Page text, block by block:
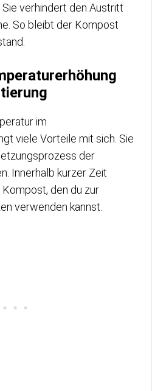
verhindert den Austritt
So bleibt der Kompost
im
viele Vorteile mit sich. Sie
der
Innerhalb kurzer Zeit
den du zur
verwenden kannst.